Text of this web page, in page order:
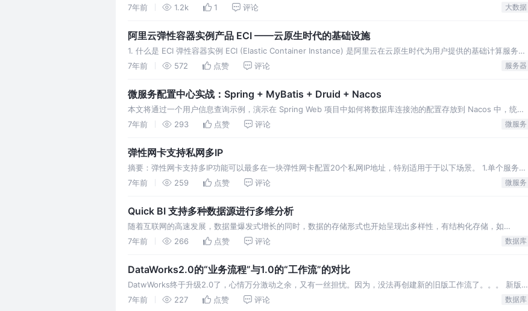
处理，最终完成您的业务要求。本文向您介绍阿里云各产品的数据采集和同步的操作实战文章，您可以根据您使用阿
7年前 1.2k 1 评论 大数据
阿里云弹性容器实例产品 ECI ——云原生时代的基础设施
1. 什么是 ECI 弹性容器实例 ECI (Elastic Container Instance) 是阿里云在云原生时代为用户提供的基础计算服务，
是阿里云云原生时代下的云计算基础设施。ECI 改变了以往计算服务以整台机器作为交付形态的传统，通过结合容器
7年前 572 点赞 评论 服务器
微服务配置中心实战：Spring + MyBatis + Druid + Nacos
本文将通过一个用户信息查询示例，演示在 Spring Web 项目中如何将数据库连接池的配置存放到 Nacos 中，统一
运维管控，达到配置治理与降低数据泄露风险的目的。 在测试数据库中新建 user 表，其中包含用户名称等字段，与
7年前 293 点赞 评论 微服务
弹性网卡支持私网多IP
摘要：弹性网卡支持多IP功能可以最多在一块弹性网卡配置20个私网IP地址，特别适用于于以下场景。 1.单个服务器
上托管多个应用，提升实例利用率，每个应用对外暴露一个独立的服务IP地址。 2.当实例发生故障时可以将流量快速
7年前 259 点赞 评论 微服务
Quick BI 支持多种数据源进行多维分析
随着互联网的高速发展，数据量爆发式增长的同时，数据的存储形式也开始呈现出多样性，有结构化存储，如
Mysql, Oracle, SQLServer 等，半结构化甚至非结构化存储，如HBase，OSS 等。那么从事数据分析的人员就面临
7年前 266 点赞 评论 数据库
DataWorks2.0的“业务流程”与1.0的“工作流”的对比
DatwWorks终于升级2.0了，心情万分激动之余，又有一丝担忧。因为，没法再创建新的旧版工作流了。。。 新版抛
弃了“工作流”这个概念，引入了“业务流程”和“解决方案”两个新的概念。于是，作为团队Leader，我花了很大的精力
7年前 227 点赞 评论 数据库